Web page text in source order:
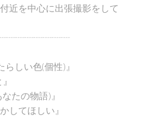
近を中心に出張撮影をして
しい色(個性)』
たの物語)』
してほしい』